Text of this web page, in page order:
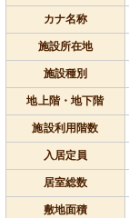
カナ名称
施設所在地
施設種別
地上階・地下階
施設利用階数
入居定員
居室総数
敷地面積